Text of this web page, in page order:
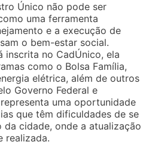
Único não pode ser
uma ferramenta
e a execução de
o bem-estar social.
inscrita no CadÚnico, ela
como o Bolsa Família,
elétrica, além de outros
Governo Federal e
uma oportunidade
que têm dificuldades de se
cidade, onde a atualização
realizada.